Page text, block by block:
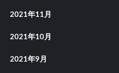
2021年11月
2021年10月
2021年9月